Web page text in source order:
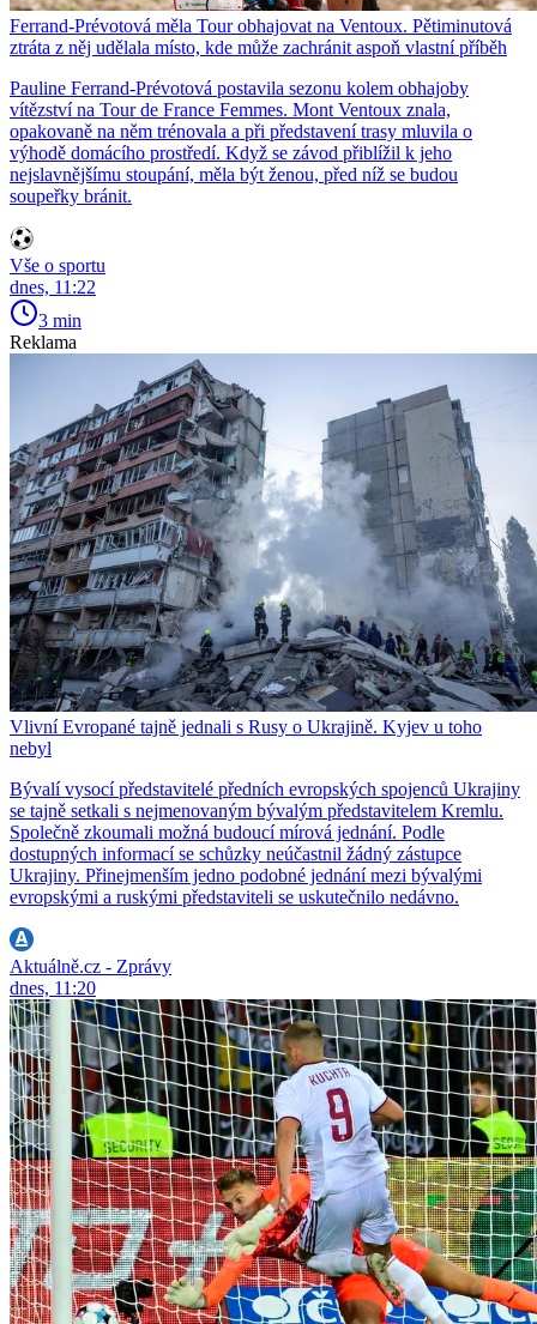
Ferrand-Prévotová měla Tour obhajovat na Ventoux. Pětiminutová
ztráta z něj udělala místo, kde může zachránit aspoň vlastní příběh
Pauline Ferrand-Prévotová postavila sezonu kolem obhajoby
vítězství na Tour de France Femmes. Mont Ventoux znala,
opakovaně na něm trénovala a při představení trasy mluvila o
výhodě domácího prostředí. Když se závod přiblížil k jeho
nejslavnějšímu stoupání, měla být ženou, před níž se budou
soupeřky bránit.
Vše o sportu
dnes, 11:22
3 min
Reklama
Vlivní Evropané tajně jednali s Rusy o Ukrajině. Kyjev u toho
nebyl
Bývalí vysocí představitelé předních evropských spojenců Ukrajiny
se tajně setkali s nejmenovaným bývalým představitelem Kremlu.
Společně zkoumali možná budoucí mírová jednání. Podle
dostupných informací se schůzky neúčastnil žádný zástupce
Ukrajiny. Přinejmenším jedno podobné jednání mezi bývalými
evropskými a ruskými představiteli se uskutečnilo nedávno.
Aktuálně.cz - Zprávy
dnes, 11:20